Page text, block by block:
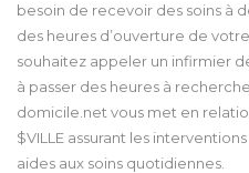
besoin de recevoir des soins à
des heures d’ouverture de
souhaitez appeler un infirmier
à passer des heures à
domicile.net vous met en
$VILLE assurant les
aides aux soins quotidiennes.